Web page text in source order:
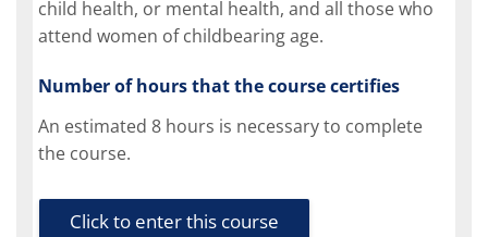
child health, or mental health, and all those who
attend women of childbearing age.
Number of hours that the course certifies
An estimated 8 hours is necessary to complete
the course.
Click to enter this course